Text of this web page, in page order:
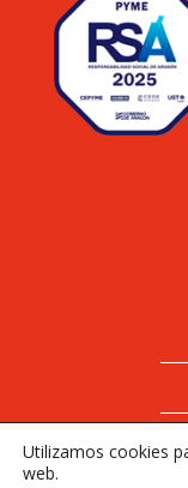
Utilizamos cookies
web.